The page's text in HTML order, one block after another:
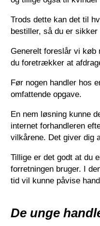
Trods dette kan det til
bestiller, så du er
Generelt foreslår vi køb
du foretrækker at
Før nogen handler hos
omfattende opgave.
En nem løsning kunne
internet forhandleren
vilkårene. Det giver dig
Tillige er det godt at du
forretningen bruger. I
tid vil kunne påvise
De unge